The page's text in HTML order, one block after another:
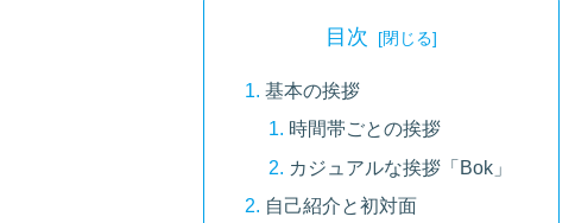
目次
基本の挨拶
時間帯ごとの挨拶
カジュアルな挨拶「Bok」
自己紹介と初対面